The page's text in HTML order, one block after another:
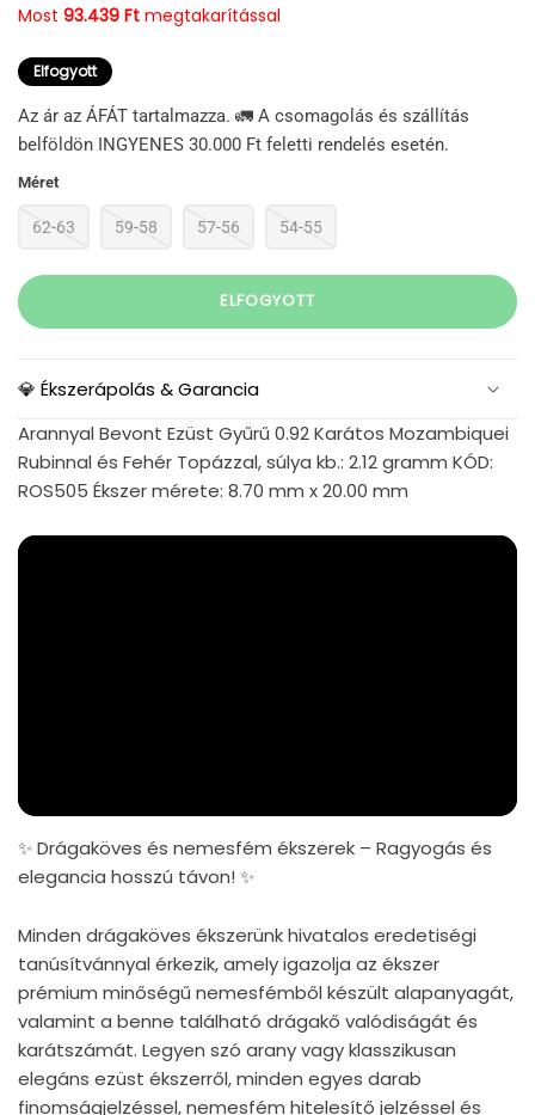
Most 93.439 Ft megtakarítással
Elfogyott
Az ár az ÁFÁT tartalmazza. 🚛 A csomagolás és szállítás
belföldön INGYENES 30.000 Ft feletti rendelés esetén.
Méret
62-63 59-58 57-56 54-55
ELFOGYOTT
💎 Ékszerápolás & Garancia
Arannyal Bevont Ezüst Gyűrű 0.92 Karátos Mozambiquei
Rubinnal és Fehér Topázzal, súlya kb.: 2.12 gramm KÓD:
ROS505 Ékszer mérete: 8.70 mm x 20.00 mm
✨ Drágaköves és nemesfém ékszerek – Ragyogás és
elegancia hosszú távon! ✨
Minden drágaköves ékszerünk hivatalos eredetiségi
tanúsítvánnyal érkezik, amely igazolja az ékszer
prémium minőségű nemesfémből készült alapanyagát,
valamint a benne található drágakő valódiságát és
karátszámát. Legyen szó arany vagy klasszikusan
elegáns ezüst ékszerről, minden egyes darab
finomságjelzéssel, nemesfém hitelesítő jelzéssel és